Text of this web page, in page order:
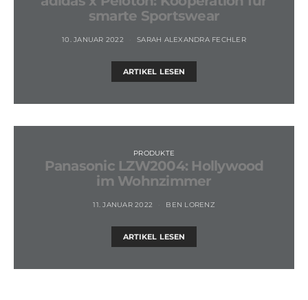
smarte Sportswear
10. JANUAR 2022 SARAH ALEXANDRA FECHLER
ARTIKEL LESEN
PRODUKTE
Panasonic LZW2004: Hollywood
im Wohnzimmer
11. JANUAR 2022 BEN LORENZ
ARTIKEL LESEN